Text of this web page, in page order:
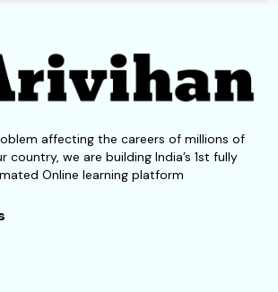
affecting the careers of millions of
country, we are building India’s 1st fully
Online learning platform